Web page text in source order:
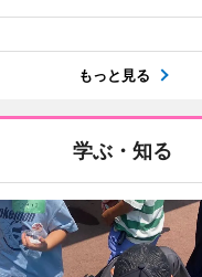
もっと見る
学ぶ・知る